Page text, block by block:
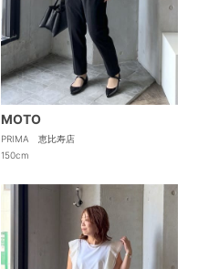
MOTO
PRIMA 恵比寿店
150cm